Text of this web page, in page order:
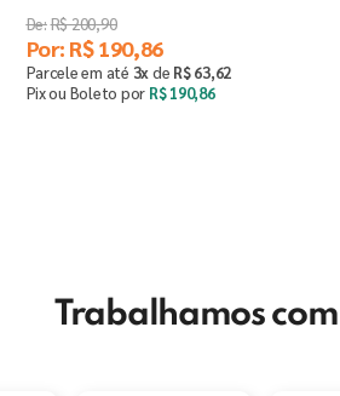
R$200,90
Por: R$ 190,86
Parcele em até 3xde R$ 63,62
Pix ou Boleto por R$ 190,86
Trabalhamos